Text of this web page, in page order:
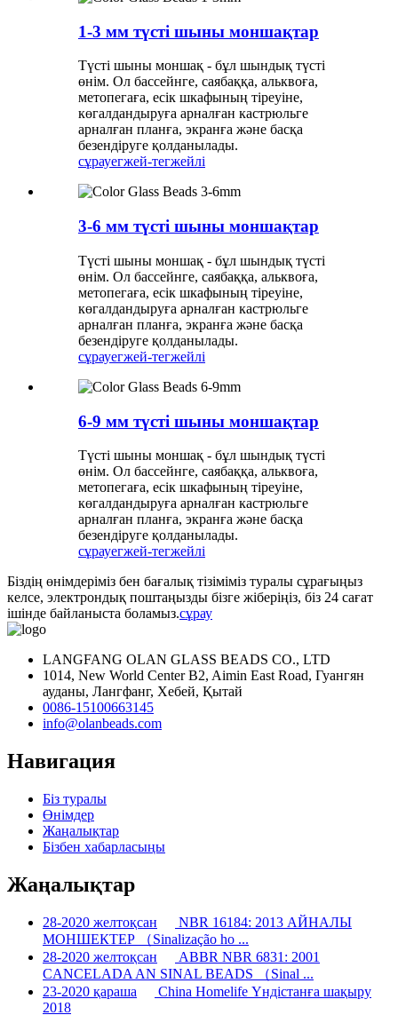
1-3 мм түсті шыны моншақтар
Түсті шыны моншақ - бұл шындық түсті
өнім. Ол бассейнге, саябаққа, альквоға,
метопегаға, есік шкафының тіреуіне,
көгалдандыруға арналған кастрюльге
арналған планға, экранға және басқа
безендіруге қолданылады.
сұрауегжей-тегжейлі
3-6 мм түсті шыны моншақтар
Түсті шыны моншақ - бұл шындық түсті
өнім. Ол бассейнге, саябаққа, альквоға,
метопегаға, есік шкафының тіреуіне,
көгалдандыруға арналған кастрюльге
арналған планға, экранға және басқа
безендіруге қолданылады.
сұрауегжей-тегжейлі
6-9 мм түсті шыны моншақтар
Түсті шыны моншақ - бұл шындық түсті
өнім. Ол бассейнге, саябаққа, альквоға,
метопегаға, есік шкафының тіреуіне,
көгалдандыруға арналған кастрюльге
арналған планға, экранға және басқа
безендіруге қолданылады.
сұрауегжей-тегжейлі
Біздің өнімдеріміз бен бағалық тізіміміз туралы сұрағыңыз
келсе, электрондық поштаңызды бізге жіберіңіз, біз 24 сағат
ішінде байланыста боламыз.сұрау
LANGFANG OLAN GLASS BEADS CO., LTD
1014, New World Center B2, Aimin East Road, Гуангян
ауданы, Лангфанг, Хебей, Қытай
0086-15100663145
info@olanbeads.com
Навигация
Біз туралы
Өнімдер
Жаңалықтар
Бізбен хабарласыңы
Жаңалықтар
28-2020 желтоқсан
NBR 16184: 2013 АЙНАЛЫ
МОНШЕКТЕР （Sinalização ho ...
28-2020 желтоқсан
ABBR NBR 6831: 2001
CANCELADA AN SINAL BEADS （Sinal ...
23-2020 қараша
China Homelife Үндістанға шақыру
2018